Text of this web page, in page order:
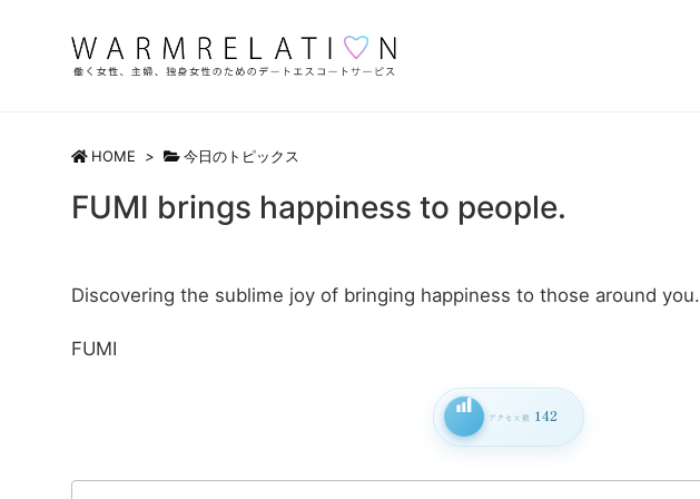
HOME > 今日のトピックス
FUMI brings happiness to people.
Discovering the sublime joy of bringing happiness to those around you.
FUMI
アクセス数 142